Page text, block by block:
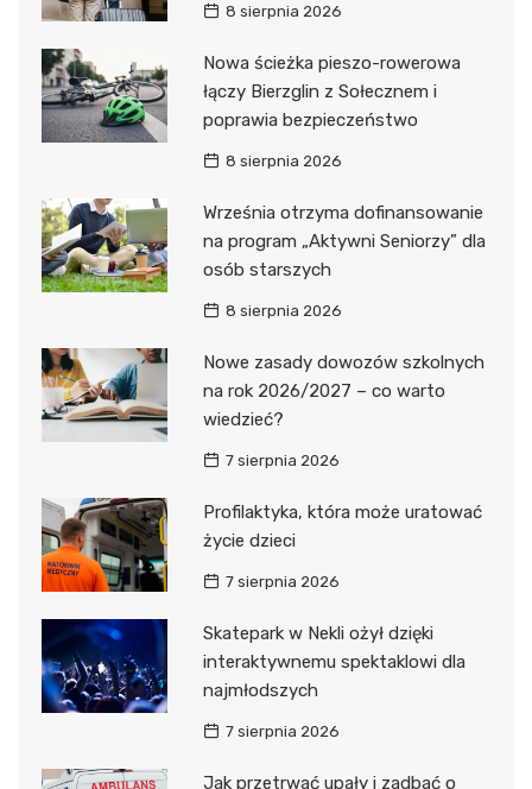
8 sierpnia 2026
Nowa ścieżka pieszo-rowerowa
łączy Bierzglin z Sołecznem i
poprawia bezpieczeństwo
8 sierpnia 2026
Września otrzyma dofinansowanie
na program „Aktywni Seniorzy” dla
osób starszych
8 sierpnia 2026
Nowe zasady dowozów szkolnych
na rok 2026/2027 – co warto
wiedzieć?
7 sierpnia 2026
Profilaktyka, która może uratować
życie dzieci
7 sierpnia 2026
Skatepark w Nekli ożył dzięki
interaktywnemu spektaklowi dla
najmłodszych
7 sierpnia 2026
Jak przetrwać upały i zadbać o